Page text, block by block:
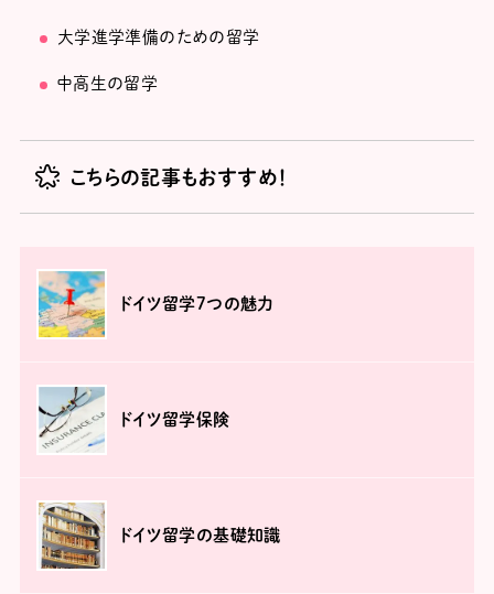
大学進学準備のための留学
中高生の留学
こちらの記事もおすすめ！
ドイツ留学7つの魅力
ドイツ留学保険
ドイツ留学の基礎知識